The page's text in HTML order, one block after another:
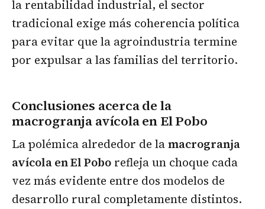
la rentabilidad industrial, el sector
tradicional exige más coherencia política
para evitar que la agroindustria termine
por expulsar a las familias del territorio.
Conclusiones acerca de la
macrogranja avícola en El Pobo
La polémica alrededor de lamacrogranja
avícola en El Pobo refleja un choque cada
vez más evidente entre dos modelos de
desarrollo rural completamente distintos.